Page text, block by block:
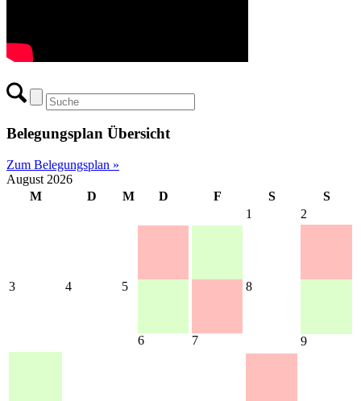
Belegungsplan Übersicht
Zum Belegungsplan »
August 2026
M
D M D F S
S
1
2
3 4 5
6 7
8
9